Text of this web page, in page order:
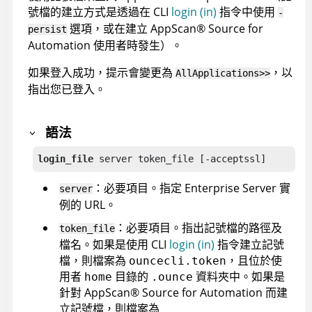
號檔的建立方式是透過在 CLI login (in) 指令中使用 -
persist 選項，或在建立AppScan®Source for
Automation 使用者時發生）。
如果登入成功，提示會變更為 AllApplications>> ，以
指出您已登入。
語法
login_file server token_file [-acceptssl]
server ：必要項目。指定 Enterprise Server實
例的 URL。
token_file ：必要項目。指出記號檔的路徑及
檔名。如果是使用 CLI login (in) 指令建立記號
檔，則檔案為 ouncecli.token ，且位於使
用者 home 目錄的 .ounce 資料夾中。如果是
針對AppScan®Source for Automation 而建
立記號檔，則檔案為